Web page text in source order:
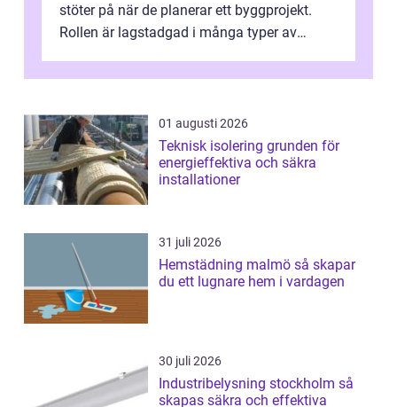
stöter på när de planerar ett byggprojekt.
Rollen är lagstadgad i många typer av
01 augusti 2026
Teknisk isolering grunden för
energieffektiva och säkra
installationer
31 juli 2026
Hemstädning malmö så skapar
du ett lugnare hem i vardagen
30 juli 2026
Industribelysning stockholm så
skapas säkra och effektiva